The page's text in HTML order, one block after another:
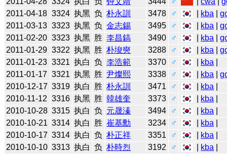
2011-04-18 3324 执黑 负 朴永訓 3478 ♂ kba |
2011-03-13 3323 执黑 负 金志錫 3495 ♂ kba |
2011-02-20 3323 执黑 胜 李昌鎬 3490 ♂ kba |
2011-01-29 3322 执黑 胜 朴埈奭 3288 ♂ kba |
2011-01-23 3321 执白 负 李浩範 3370 ♂ kba
2011-01-17 3321 执黑 胜 尹燦熙 3338 ♂ kba |
2010-12-17 3319 执白 胜 朴永訓 3471 ♂ kba
2010-11-12 3316 执黑 胜 韓雄奎 3373 ♂ kba
2010-10-28 3315 执白 负 元晟溱 3494 ♂ kba
2010-10-21 3314 执白 胜 崔基勳 3234 ♂ kba
2010-10-17 3314 执白 负 朴正祥 3351 ♂ kba
2010-10-10 3313 执白 负 朴時烈 3192 ♂ kba